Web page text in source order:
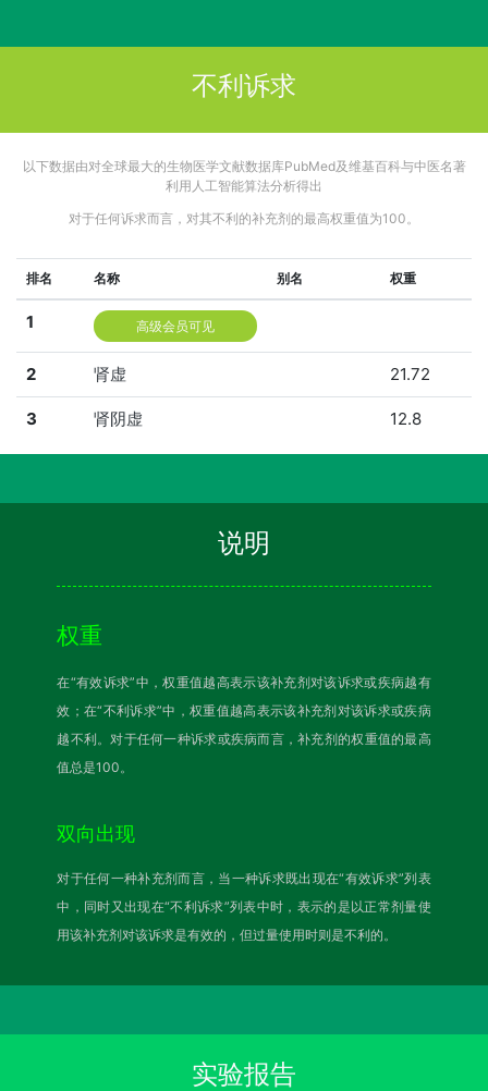
不利诉求
以下数据由对全球最大的生物医学文献数据库PubMed及维基百科与中医名著
利用人工智能算法分析得出
对于任何诉求而言，对其不利的补充剂的最高权重值为100。
排名 名称 别名 权重
1 高级会员可见
2 肾虚 21.72
3 肾阴虚 12.8
说明
权重
在“有效诉求”中，权重值越高表示该补充剂对该诉求或疾病越有
效；在“不利诉求”中，权重值越高表示该补充剂对该诉求或疾病
越不利。对于任何一种诉求或疾病而言，补充剂的权重值的最高
值总是100。
双向出现
对于任何一种补充剂而言，当一种诉求既出现在“有效诉求”列表
中，同时又出现在“不利诉求”列表中时，表示的是以正常剂量使
用该补充剂对该诉求是有效的，但过量使用时则是不利的。
实验报告